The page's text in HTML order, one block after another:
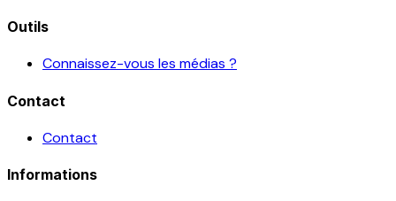
Outils
Connaissez-vous les médias ?
Contact
Contact
Informations